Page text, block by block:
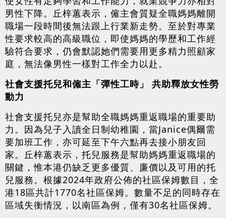
男性下降。丘梓蕙表示，僱主會質疑全職媽媽離開
職場一段時間後無法跟上行業新走勢。至於對專業
性要求較高的高級職位，即使媽媽的學歷和工作經
驗符合要求，仍會默認她們需要用更多精力照顧家
庭，無法像男性一樣對工作全力以赴。
社會支援托兒和僱主「彈性工時」 共助釋放女性勞
動力
社會支援托兒亦是幫助全職媽媽重返職場的重要助
力。因為兒子入讀全日制幼稚園，當Janice偶爾需
要加班工作，亦可延至下午六點再去接小朋友回
家。丘梓蕙表示，托兒服務是幫助媽媽重返職場的
關鍵，惟本港仍缺乏更多優質、廉價以及可用的托
兒服務。根據2024年政府公佈的社區保姆數目，全
港18區共計1770名社區保姆。數量不足的同時存在
區域失衡情況，以南區為例，僅有30名社區保姆。